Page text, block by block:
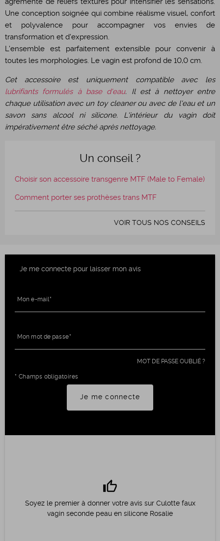
agrémenté de reliefs texturés pour intensifier les sensations.
Une conception soignée qui combine réalisme visuel, confort
et polyvalence pour accompagner vos envies de
transformation et d'expression.
L'ensemble est parfaitement extensible pour convenir à
toutes les morphologies. Le vagin est profond de 10,0 cm.
Cet accessoire est uniquement compatible avec les
lubrifiants formulés à base d'eau. Il est à nettoyer entre
chaque utilisation avec un toy cleaner ou avec de l'eau et un
savon sans alcool ni silicone. L'intérieur du vagin doit
impérativement être séché après nettoyage.
Un conseil ?
Choisir son accessoire transgenre MTF (Male to Female)
Comment porter ses prothèses trans MTF
VOIR TOUS NOS CONSEILS
Je me connecte pour laisser mon avis
* Champs obligatoires
Mon e-mail
Mon mot de passe
MOT DE PASSE OUBLIÉ ?
Je me connecte
thumb_up
Soyez le premier à donner votre avis sur Culotte faux
vagin seconde peau en silicone Rosalie